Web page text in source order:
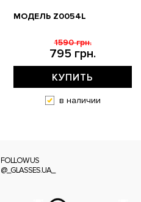
МОДЕЛЬ Z0054L
795 грн.
1590 грн.
КУПИТЬ
в наличии
FOLLOW US
@_GLASSES.UA_